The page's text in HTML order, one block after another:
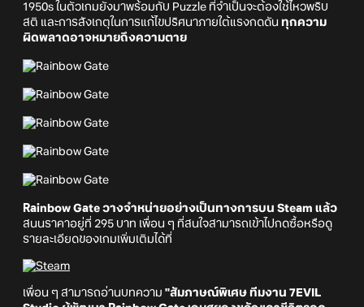
1950s ในตัวเกมยังมาพร้อมกับ Puzzle ที่จำเป็นจะต้องใช้ไหวพริบ
สติ และการสังเกตุในการแก้ไขปริศนาภายใต้แรงกดดัน ทุกความ
ผิดพลาดอาจหมายถึงความตาย
Rainbow Gate วางจำหน่ายอย่างเป็นทางการบน Steam แล้ว
สนนราคาอยู่ที่ 295 บาท เพื่อน ๆ ที่สนใจสามารถเข้าไปกดซื้อหรือดู
รายละเอียดของเกมเพิ่มเติมได้ที่
เพื่อน ๆ สามารถอ่านบทความ "สัมภาษณ์พิเศษ ทีมงาน 7EVIL